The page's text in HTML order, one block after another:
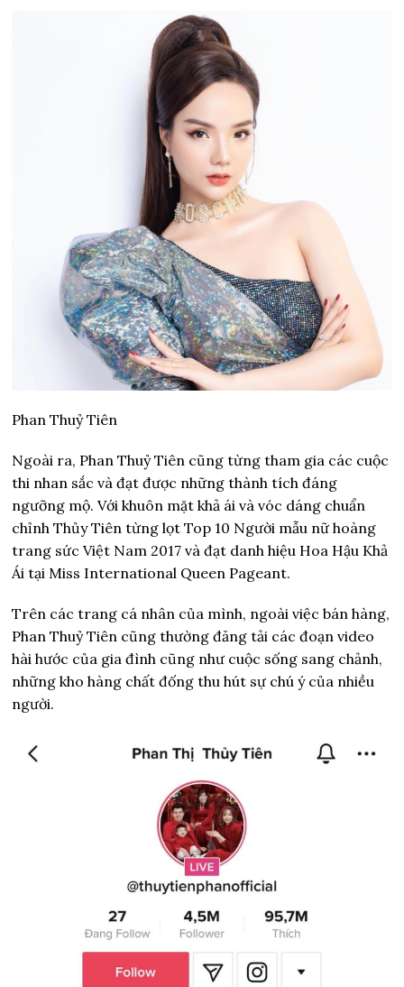
Phan Thuỷ Tiên
Ngoài ra, Phan Thuỷ Tiên cũng từng tham gia các cuộc
thi nhan sắc và đạt được những thành tích đáng
ngưỡng mộ. Với khuôn mặt khả ái và vóc dáng chuẩn
chỉnh Thủy Tiên từng lọt Top 10 Người mẫu nữ hoàng
trang sức Việt Nam 2017 và đạt danh hiệu Hoa Hậu Khả
Ái tại Miss International Queen Pageant.
Trên các trang cá nhân của mình, ngoài việc bán hàng,
Phan Thuỷ Tiên cũng thường đăng tải các đoạn video
hài hước của gia đình cũng như cuộc sống sang chảnh,
những kho hàng chất đống thu hút sự chú ý của nhiều
người.